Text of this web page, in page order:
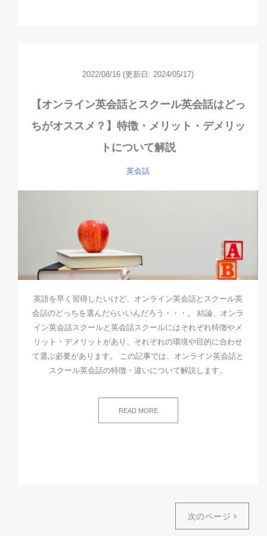
2022/08/16 (更新日: 2024/05/17)
【オンライン英会話とスクール英会話はどっ
ちがオススメ？】特徴・メリット・デメリッ
トについて解説
英会話
英語を早く習得したいけど、オンライン英会話とスクール英
会話のどっちを選んだらいいんだろう・・・。 結論、オンラ
イン英会話スクールと英会話スクールにはそれぞれ特徴やメ
リット・デメリットがあり、それぞれの環境や目的に合わせ
て選ぶ必要があります。 この記事では、オンライン英会話と
スクール英会話の特徴・違いについて解説します。
READ MORE
次のページ